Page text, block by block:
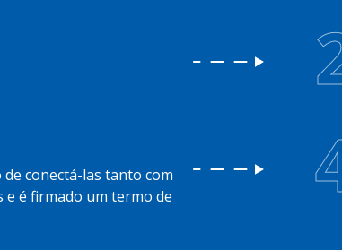
conectá-las tanto com
e é firmado um termo de